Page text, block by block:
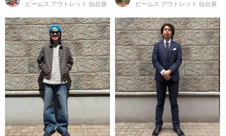
ビームス アウトレット 仙台泉
ビームス アウトレット 仙台泉